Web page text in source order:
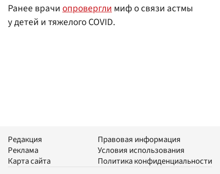
Ранее врачиопроверглимиф о связи астмы
у детей и тяжелого COVID.
Редакция
Реклама
Карта сайта
Правовая информация
Условия использования
Политика конфиденциальности